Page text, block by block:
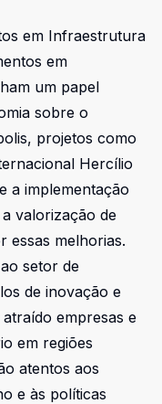
em Infraestrutura
em
um papel
sobre o
projetos como
Hercílio
a implementação
valorização de
essas melhorias.
setor de
de inovação e
empresas e
em regiões
atentos aos
e às políticas